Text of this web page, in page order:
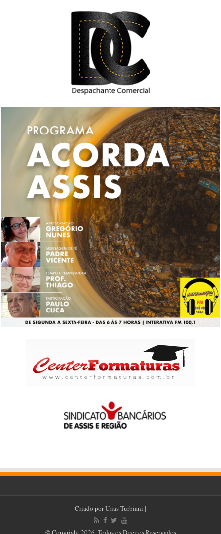
Criado porUrias Turbiani |
© Copyright 2026, Todos os Direitos Reservados